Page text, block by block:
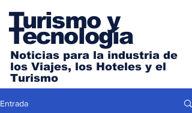
Turismo y
Tecnología
Noticias para la industria de
los Viajes, los Hoteles y el
Turismo
Entrada